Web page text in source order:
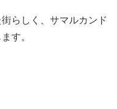
らしく、サマルカンド
す。